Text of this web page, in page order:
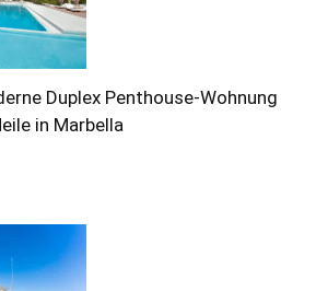
Duplex Penthouse-Wohnung
in Marbella